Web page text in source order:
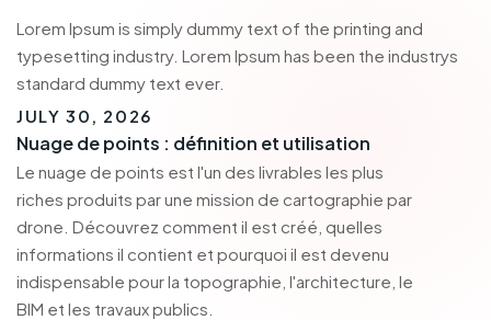
Lorem Ipsum is simply dummy text of the printing and
typesetting industry. Lorem Ipsum has been the industrys
standard dummy text ever.
JULY 30, 2026
Nuage de points : définition et utilisation
Le nuage de points est l'un des livrables les plus
riches produits par une mission de cartographie par
drone. Découvrez comment il est créé, quelles
informations il contient et pourquoi il est devenu
indispensable pour la topographie, l'architecture, le
BIM et les travaux publics.